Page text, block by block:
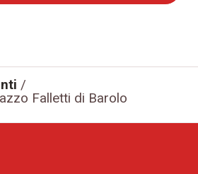
/
Falletti di Barolo